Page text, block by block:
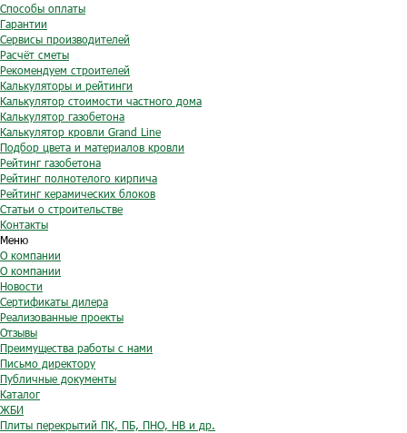
Способы оплаты
Гарантии
Сервисы производителей
Расчёт сметы
Рекомендуем строителей
Калькуляторы и рейтинги
Калькулятор стоимости частного дома
Калькулятор газобетона
Калькулятор кровли Grand Line
Подбор цвета и материалов кровли
Рейтинг газобетона
Рейтинг полнотелого кирпича
Рейтинг керамических блоков
Статьи о строительстве
Контакты
Меню
О компании
О компании
Новости
Сертификаты дилера
Реализованные проекты
Отзывы
Преимущества работы с нами
Письмо директору
Публичные документы
Каталог
ЖБИ
Плиты перекрытий ПК, ПБ, ПНО, НВ и др.